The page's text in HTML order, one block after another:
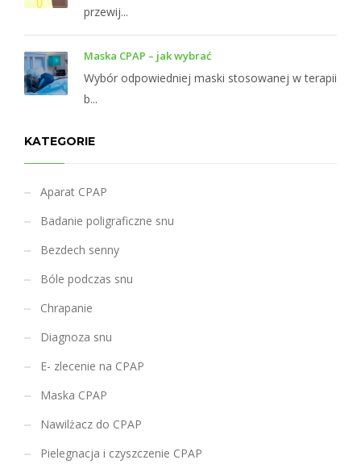
przewij...
Maska CPAP – jak wybrać
Wybór odpowiedniej maski stosowanej w terapii
b...
KATEGORIE
Aparat CPAP
Badanie poligraficzne snu
Bezdech senny
Bóle podczas snu
Chrapanie
Diagnoza snu
E- zlecenie na CPAP
Maska CPAP
Nawilżacz do CPAP
Pielegnacja i czyszczenie CPAP